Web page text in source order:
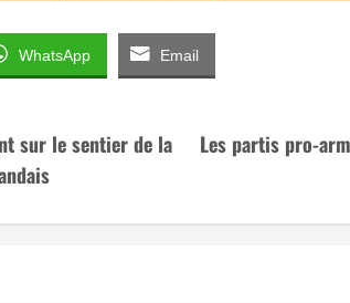
WhatsApp Email
sur le sentier de la
Les partis pro-